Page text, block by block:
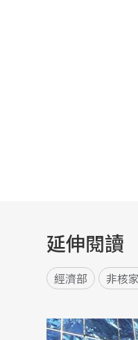
延伸閱讀
經濟部 非核